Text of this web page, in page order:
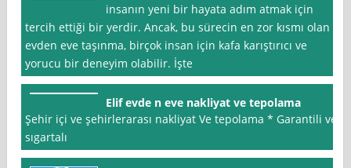
insanın yeni bir hayata adım atmak için
tercih ettiği bir yerdir. Ancak, bu sürecin en zor kısmı olan
evden eve taşınma, birçok insan için kafa karıştırıcı ve
yorucu bir deneyim olabilir. İşte
Elif evde n eve nakliyat ve tepolama
Şehir içi ve şehirlerarası nakliyat Ve tepolama * Garantili ve
sıgartalı